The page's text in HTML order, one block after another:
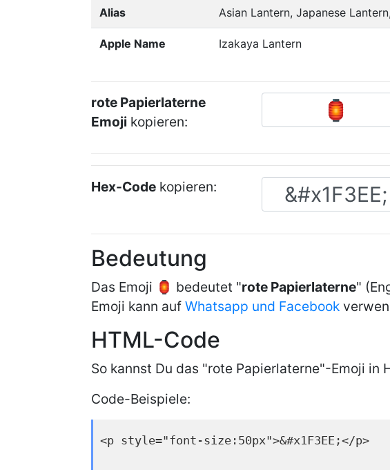
Alias Asian Lantern, Japanese
Apple Name Izakaya Lantern
rote Papierlaterne
Emoji kopieren:
Hex-Code kopieren:
Bedeutung
Das Emoji 🏮 bedeutet "rote Papierlaterne"
Emoji kann auf Whatsapp und Facebook
HTML-Code
So kannst Du das "rote Papierlaterne"-Emoji in
Code-Beispiele:
<p style="font-size:50px">&#x1F3EE;</p>